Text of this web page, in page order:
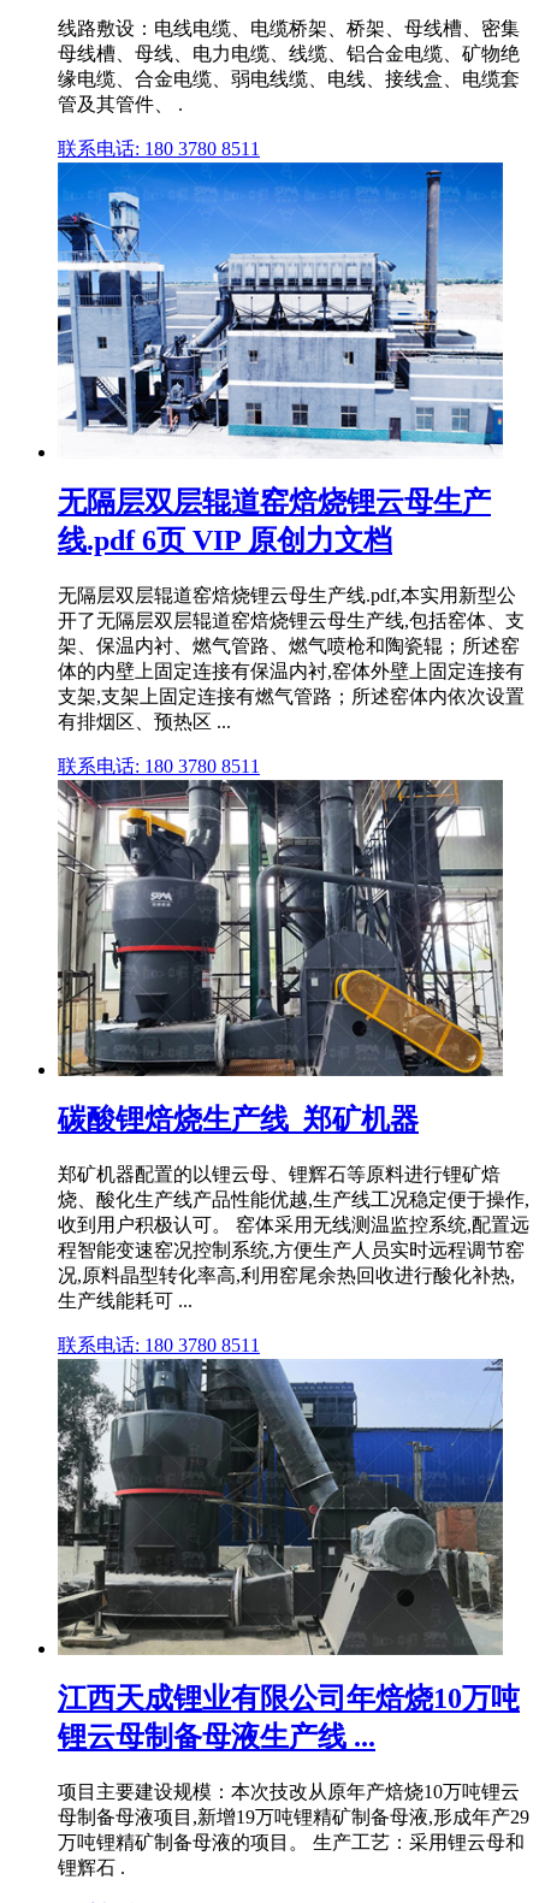
线路敷设：电线电缆、电缆桥架、桥架、母线槽、密集
母线槽、母线、电力电缆、线缆、铝合金电缆、矿物绝
缘电缆、合金电缆、弱电线缆、电线、接线盒、电缆套
管及其管件、 .
联系电话: 180 3780 8511
无隔层双层辊道窑焙烧锂云母生产
线.pdf 6页 VIP 原创力文档
无隔层双层辊道窑焙烧锂云母生产线.pdf,本实用新型公
开了无隔层双层辊道窑焙烧锂云母生产线,包括窑体、支
架、保温内衬、燃气管路、燃气喷枪和陶瓷辊；所述窑
体的内壁上固定连接有保温内衬,窑体外壁上固定连接有
支架,支架上固定连接有燃气管路；所述窑体内依次设置
有排烟区、预热区 ...
联系电话: 180 3780 8511
碳酸锂焙烧生产线_郑矿机器
郑矿机器配置的以锂云母、锂辉石等原料进行锂矿焙
烧、酸化生产线产品性能优越,生产线工况稳定便于操作,
收到用户积极认可。 窑体采用无线测温监控系统,配置远
程智能变速窑况控制系统,方便生产人员实时远程调节窑
况,原料晶型转化率高,利用窑尾余热回收进行酸化补热,
生产线能耗可 ...
联系电话: 180 3780 8511
江西天成锂业有限公司年焙烧10万吨
锂云母制备母液生产线 ...
项目主要建设规模：本次技改从原年产焙烧10万吨锂云
母制备母液项目,新增19万吨锂精矿制备母液,形成年产29
万吨锂精矿制备母液的项目。 生产工艺：采用锂云母和
锂辉石 .